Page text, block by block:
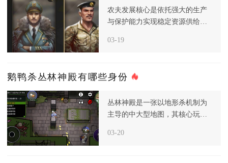
农夫发展核心是依托强大的生产
与保护能力实现稳定资源供给，
源和食
03-19
鹅鸭杀丛林神殿有哪些身份
丛林神殿是一张以地形杀机制为
主导的中大型地图，其核心玩法
致命地
03-20